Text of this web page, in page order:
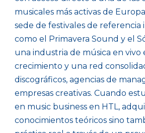
musicales más activas de
sede de festivales de referencia
como el Primavera Sound y el
una industria de música en vivo
crecimiento y una red
discográficos, agencias de
empresas creativas. Cuando
en music business en HTL,
conocimientos teóricos sino